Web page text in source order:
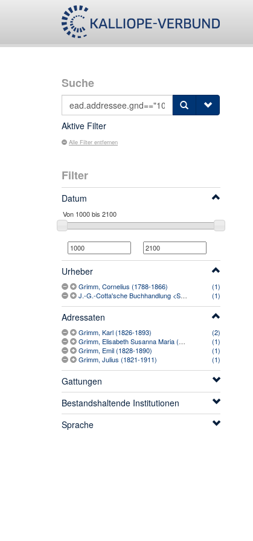
Suche
Aktive Filter
Alle Filter entfernen
Filter
Datum
Urheber
Grimm, Cornelius (1788-1866)
(1)
J.-G.-Cotta'sche Buchhandlung <Stuttgart> (1810-1889)
(1)
Adressaten
Grimm, Karl (1826-1893)
(2)
Grimm, Elisabeth Susanna Maria (1794-1892)
(1)
Grimm, Emil (1828-1890)
(1)
Grimm, Julius (1821-1911)
(1)
Gattungen
Bestandshaltende Institutionen
Sprache